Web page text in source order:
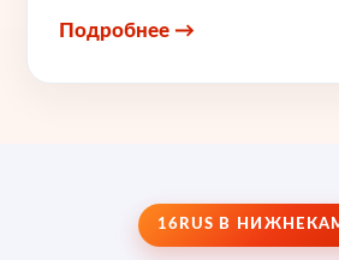
Подробнее →
16RUS В